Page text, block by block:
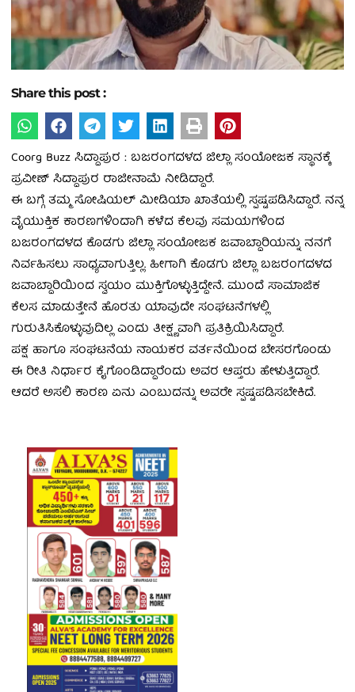
Share this post :
Coorg Buzz ಸಿದ್ದಾಪುರ : ಬಜರಂಗದಳದ ಜಿಲ್ಲಾ ಸಂಯೋಜಕ ಸ್ಥಾನಕ್ಕೆ
ಪ್ರವೀಣ್‌ ಸಿದ್ದಾಪುರ ರಾಜೀನಾಮೆ ನೀಡಿದ್ದಾರೆ.
ಈ ಬಗ್ಗೆ ತಮ್ಮ ಸೋಷಿಯಲ್‌ ಮೀಡಿಯಾ ಖಾತೆಯಲ್ಲಿ ಸ್ಪಷ್ಟಪಡಿಸಿದ್ದಾರೆ. ನನ್ನ
ವೈಯುಕ್ತಿಕ ಕಾರಣಗಳಿಂದಾಗಿ ಕಳೆದ ಕೆಲವು ಸಮಯಗಳಿಂದ
ಬಜರಂಗದಳದ ಕೊಡಗು ಜಿಲ್ಲಾ ಸಂಯೋಜಕ ಜವಾಬ್ದಾರಿಯನ್ನು ನನಗೆ
ನಿರ್ವಹಿಸಲು ಸಾಧ್ಯವಾಗುತ್ತಿಲ್ಲ. ಹೀಗಾಗಿ ಕೊಡಗು ಜಿಲ್ಲಾ ಬಜರಂಗದಳದ
ಜವಾಬ್ದಾರಿಯಿಂದ ಸ್ವಯಂ ಮುಕ್ತಿಗೊಳ್ಳುತ್ತಿದ್ದೇನೆ. ಮುಂದೆ ಸಾಮಾಜಿಕ
ಕೆಲಸ ಮಾಡುತ್ತೇನೆ ಹೊರತು ಯಾವುದೇ ಸಂಘಟನೆಗಳಲ್ಲಿ
ಗುರುತಿಸಿಕೊಳ್ಳುವುದಿಲ್ಲ ಎಂದು ತೀಕ್ಷ್ಣವಾಗಿ ಪ್ರತಿಕ್ರಿಯಿಸಿದ್ದಾರೆ.
ಪಕ್ಷ ಹಾಗೂ ಸಂಘಟನೆಯ ನಾಯಕರ ವರ್ತನೆಯಿಂದ ಬೇಸರಗೊಂಡು
ಈ ರೀತಿ ನಿರ್ಧಾರ ಕೈಗೊಂಡಿದ್ದಾರೆಂದು ಅವರ ಆಪ್ತರು ಹೇಳುತ್ತಿದ್ದಾರೆ.
ಆದರೆ ಅಸಲಿ ಕಾರಣ ಏನು ಎಂಬುದನ್ನು ಅವರೇ ಸ್ಪಷ್ಟಪಡಿಸಬೇಕಿದೆ.